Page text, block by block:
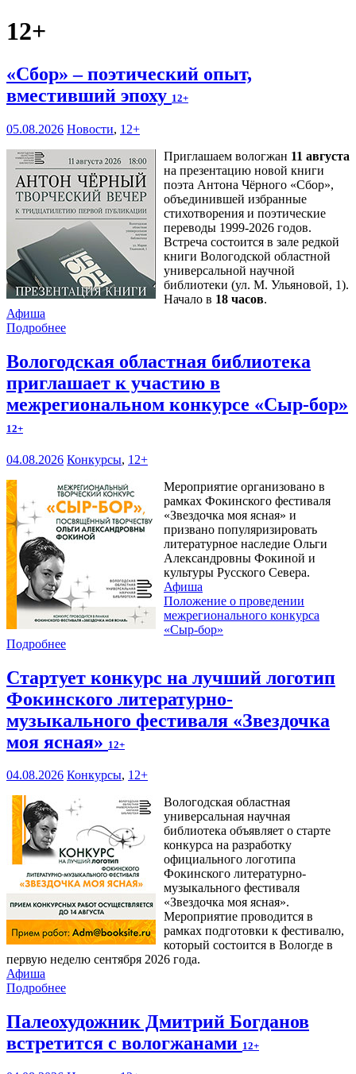
12+
«Сбор» – поэтический опыт,
вместивший эпоху 12+
05.08.2026 Новости, 12+
Приглашаем вологжан 11 августа
на презентацию новой книги
поэта Антона Чёрного «Сбор»,
объединившей избранные
стихотворения и поэтические
переводы 1999-2026 годов.
Встреча состоится в зале редкой
книги Вологодской областной
универсальной научной
библиотеки (ул. М. Ульяновой, 1).
Начало в 18 часов.
Афиша
Подробнее
Вологодская областная библиотека
приглашает к участию в
межрегиональном конкурсе «Сыр-бор»
12+
04.08.2026 Конкурсы, 12+
Мероприятие организовано в
рамках Фокинского фестиваля
«Звездочка моя ясная» и
призвано популяризировать
литературное наследие Ольги
Александровны Фокиной и
культуры Русского Севера.
Афиша
Положение о проведении
межрегионального конкурса
«Сыр-бор»
Подробнее
Стартует конкурс на лучший логотип
Фокинского литературно-
музыкального фестиваля «Звездочка
моя ясная» 12+
04.08.2026 Конкурсы, 12+
Вологодская областная
универсальная научная
библиотека объявляет о старте
конкурса на разработку
официального логотипа
Фокинского литературно-
музыкального фестиваля
«Звездочка моя ясная».
Мероприятие проводится в
рамках подготовки к фестивалю,
который состоится в Вологде в
первую неделю сентября 2026 года.
Афиша
Подробнее
Палеохудожник Дмитрий Богданов
встретится с вологжанами 12+